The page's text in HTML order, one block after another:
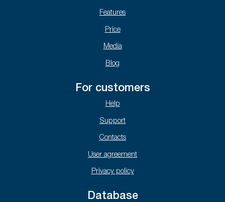
Features
Price
Media
Blog
For customers
Help
Support
Contacts
User agreement
Privacy policy
Database